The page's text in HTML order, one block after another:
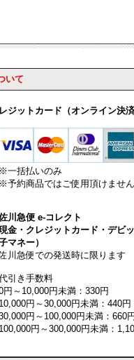
いて
ジットカード（オンライン決済
括払いのみ
商品ではご使用頂けません
川急便 e-コレクト
金・クレジットカード・デビ
マネー）
急便での発送時に限ります
き手数料
10,000円未満：330円
円～30,000円未満：440円
円～100,000円未満：660円
円～300,000円未満：